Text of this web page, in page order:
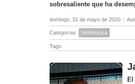
sobresaliente que ha
domingo, 31 de mayo de 2020 /
Categorías: Notimúsica
Tags: